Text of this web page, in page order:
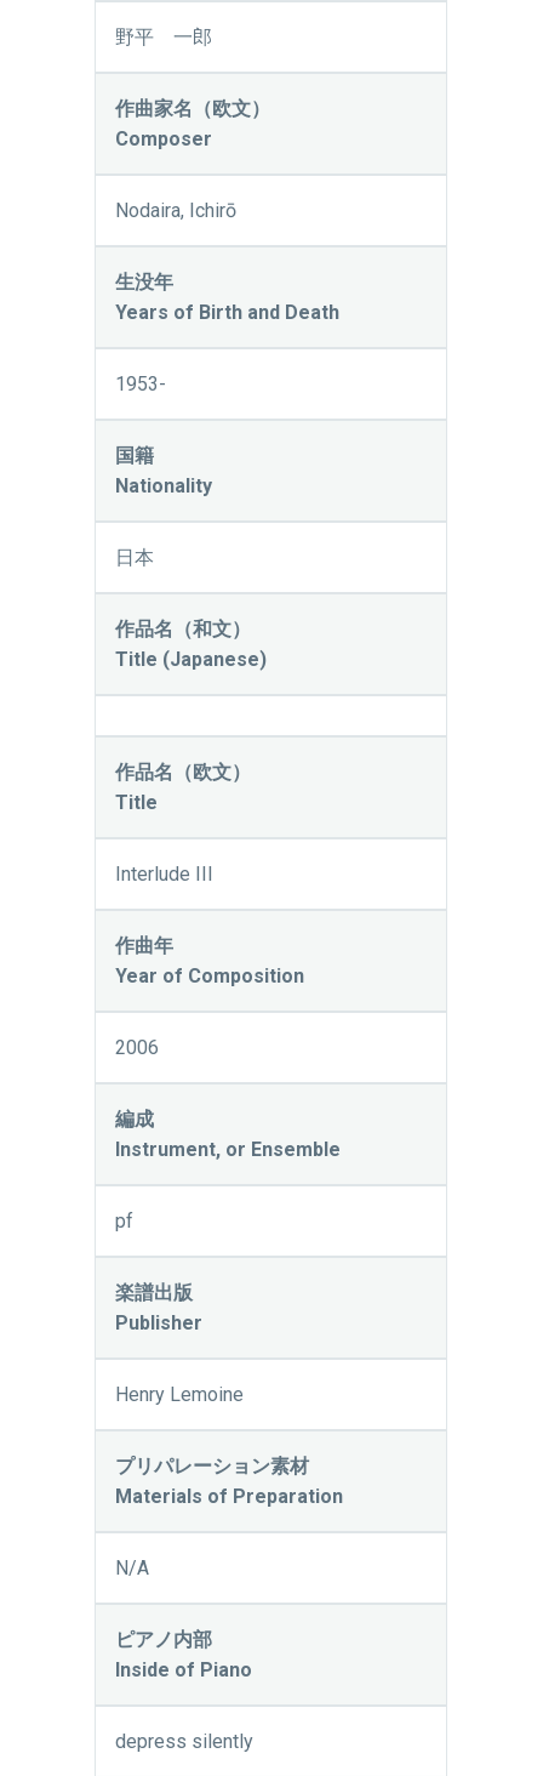
野平 一郎
作曲家名（欧文）
Composer
Nodaira, Ichirō
生没年
Years of Birth and Death
1953-
国籍
Nationality
日本
作品名（和文）
Title (Japanese)
作品名（欧文）
Title
Interlude III
作曲年
Year of Composition
2006
編成
Instrument, or Ensemble
pf
楽譜出版
Publisher
Henry Lemoine
プリパレーション素材
Materials of Preparation
N/A
ピアノ内部
Inside of Piano
depress silently